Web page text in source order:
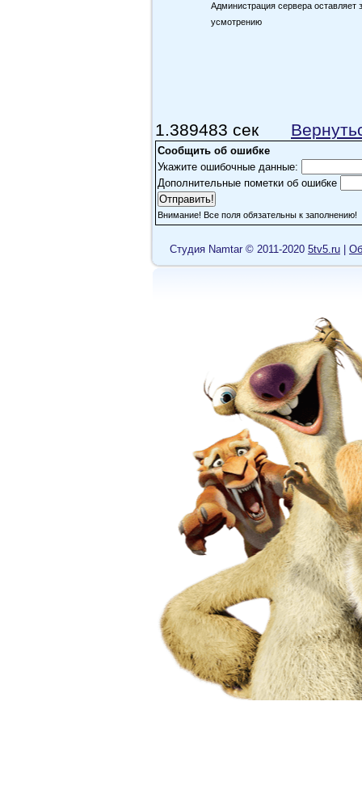
Администрация сервера оставляет
усмотрению
1.389483 сек
Сообщить об ошибке
Укажите ошибочные данные:
Дополнительные пометки об ошибке
Внимание! Все поля обязательны к заполнению!
Cтудия Namtar © 2011-2020 5tv5.ru